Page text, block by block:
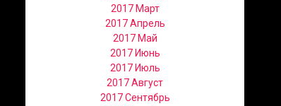
2017 Март
2017 Апрель
2017 Май
2017 Июнь
2017 Июль
2017 Август
2017 Сентябрь